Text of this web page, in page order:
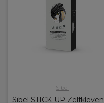
Sibel
Sibel STICK-UP